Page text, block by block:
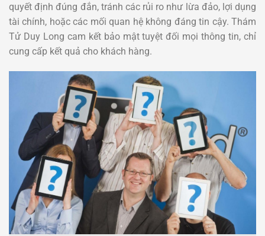
quyết định đúng đắn, tránh các rủi ro như lừa đảo, lợi dụng
tài chính, hoặc các mối quan hệ không đáng tin cậy. Thám
Tử Duy Long cam kết bảo mật tuyệt đối mọi thông tin, chỉ
cung cấp kết quả cho khách hàng.